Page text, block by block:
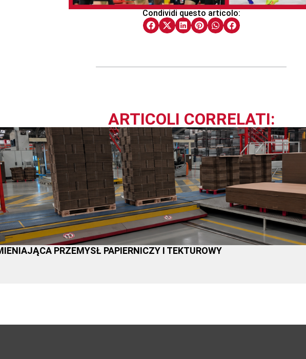
Condividi questo articolo:
ARTICOLI CORRELATI:
PRZEMYSŁ PAPIERNICZY I TEKTUROWY